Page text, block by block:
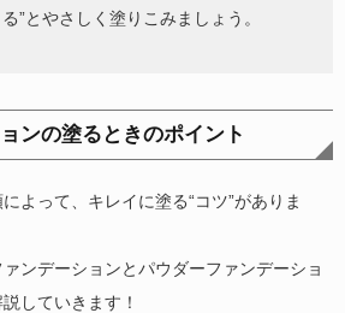
”とやさしく塗りこみましょう。
の塗るときのポイント
よって、キレイに塗る“コツ”がありま
ンデーションとパウダーファンデーショ
していきます！